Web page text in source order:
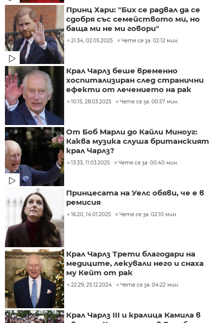
Принц Хари: "Бих се радвал да се
сдобря със семейството ми, но
баща ми не ми говори"
21:34, 02.05.2025 Чете се за: 02:12 мин.
Крал Чарлз беше временно
хоспитализиран след странични
ефекти от лечението на рак
10:15, 28.03.2025 Чете се за: 00:57 мин.
От Боб Марли до Кайли Миноуг:
Каква музика слуша британският
крал Чарлз?
13:33, 11.03.2025 Чете се за: 00:40 мин.
Принцесата на Уелс обяви, че е в
ремисия
16:20, 14.01.2025 Чете се за: 02:10 мин.
Крал Чарлз Трети благодари на
медиците, лекували него и снаха
му Кейт от рак
22:29, 25.12.2024 Чете се за: 04:22 мин.
Крал Чарлз III и кралица Камила в